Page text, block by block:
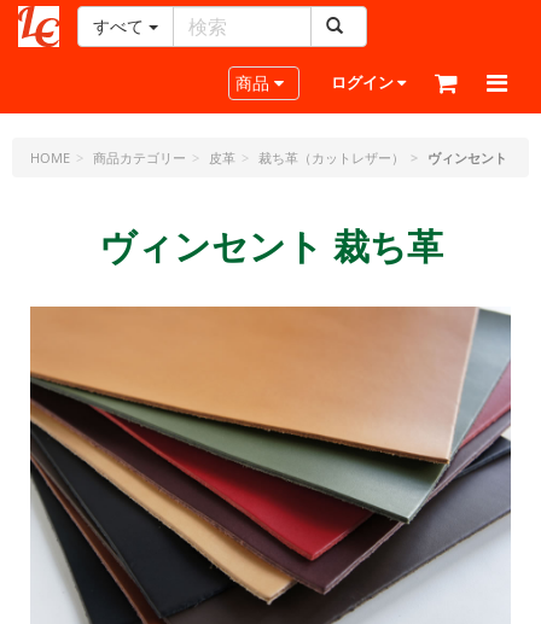
ー
ラ
ジ
ー
ピ
ー
すべて
Toggle navigation
商品 ログイン
HOME 商品カテゴリー 皮革 裁ち革（カットレザー） ヴィンセント
ヴィンセント 裁ち革